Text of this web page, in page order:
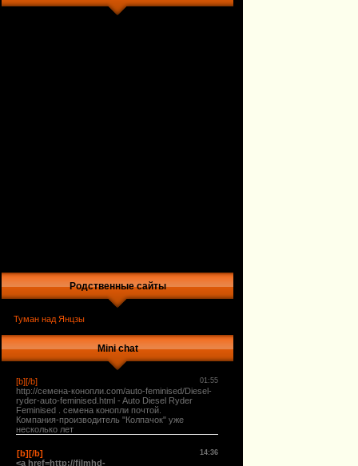
Родственные сайты
Туман над Янцзы
Mini chat